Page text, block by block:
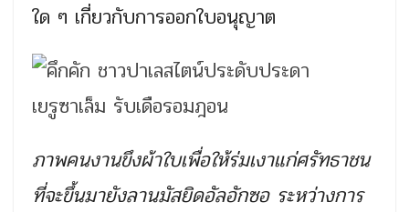
ใด ๆ เกี่ยวกับการออกใบอนุญาต
ภาพคนงานขึงผ้าใบเพื่อให้ร่มเงาแก่ศรัทธาชน
ที่จะขึ้นมายังลานมัสยิดอัลอักซอ ระหว่างการ